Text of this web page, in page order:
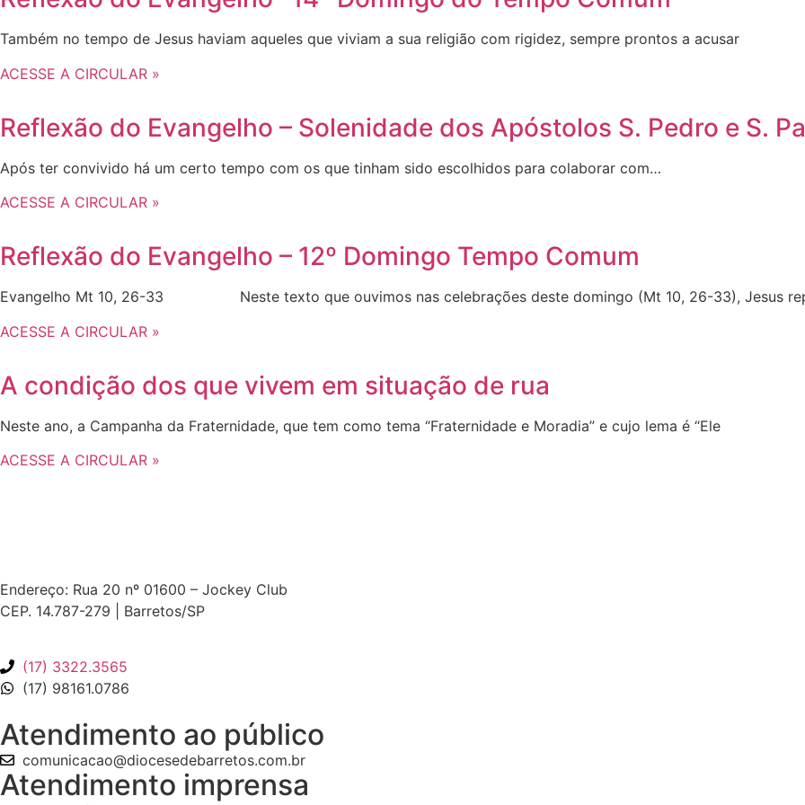
Também no tempo de Jesus haviam aqueles que viviam a sua religião com rigidez, sempre prontos a acusar
ACESSE A CIRCULAR »
Reflexão do Evangelho – Solenidade dos Apóstolos S. Pedro e S.
Após ter convivido há um certo tempo com os que tinham sido escolhidos para colaborar com…
ACESSE A CIRCULAR »
Reflexão do Evangelho – 12º Domingo Tempo Comum
Evangelho Mt 10, 26-33 Neste texto que ouvimos nas celebrações deste domingo (Mt 10, 26-33), Jesus
ACESSE A CIRCULAR »
A condição dos que vivem em situação de rua
Neste ano, a Campanha da Fraternidade, que tem como tema “Fraternidade e Moradia” e cujo lema é “Ele
ACESSE A CIRCULAR »
Endereço: Rua 20 nº 01600 – Jockey Club
CEP. 14.787-279 | Barretos/SP
(17) 3322.3565
(17) 98161.0786
Atendimento ao público
comunicacao@diocesedebarretos.com.br
Atendimento imprensa